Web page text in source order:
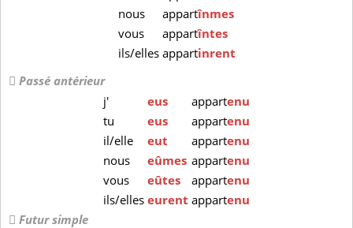
nous
appartînmes
vous
appartîntes
ils/elles appartinrent
Passé antérieur
j'
eus appartenu
tu
eus appartenu
il/elle
eut appartenu
nous
eûmes appartenu
vous
eûtes appartenu
ils/elleseurent appartenu
Futur simple